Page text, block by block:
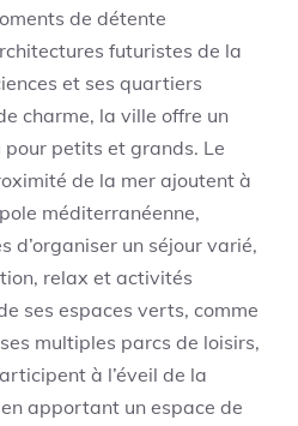
de détente
futuristes de la
et ses quartiers
charme, la ville offre un
petits et grands. Le
de la mer ajoutent à
méditerranéenne,
d’organiser un séjour varié,
relax et activités
ses espaces verts, comme
multiples parcs de loisirs,
à l’éveil de la
apportant un espace de